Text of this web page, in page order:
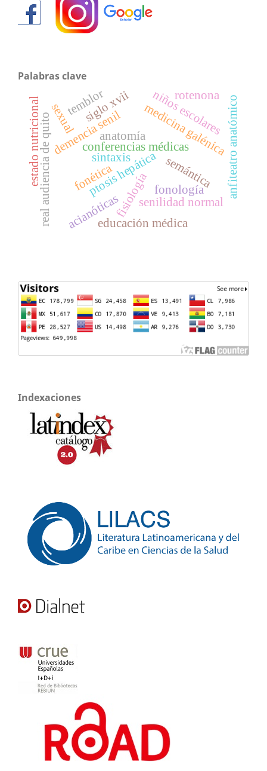
Palabras clave
ptosis hepática
conferencias médicas
anatomía
fisiología
demencia senil
senilidad normal
anfiteatro anatómico
acianóticas
medicina galénica
educación médica
siglo xvii
real audiencia de quito
estado nutricional niños escolares
sintaxis semántica
fonética fonología
temblor
sexual
rotenona
Indexaciones